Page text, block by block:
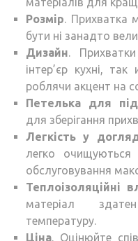
Розмір. Прихватка
бути ні занадто
Дизайн.
інтер’єр кухні,
роблячи акцент на
Петелька для
для зберігання
Легкість у
легко
обслуговування
Теплоізоляційні
матеріал
температуру.
Ціна. Оцінюйте